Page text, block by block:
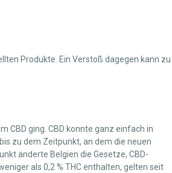
Produkte. Ein Verstoß dagegen kann zu
CBD ging. CBD konnte ganz einfach in
zu dem Zeitpunkt, an dem die neuen
änderte Belgien die Gesetze, CBD-
als 0,2 % THC enthalten, gelten seit